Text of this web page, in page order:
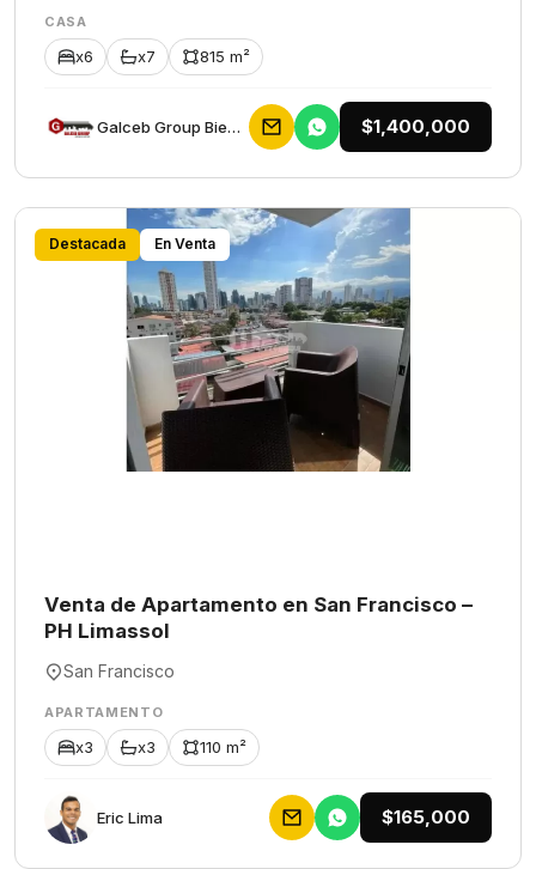
CASA
x6 x7 815 m²
Galceb Group Bienes Raices $1,400,000
Destacada En Venta
Venta de Apartamento en San Francisco –
PH Limassol
San Francisco
APARTAMENTO
x3 x3 110 m²
Eric Lima $165,000